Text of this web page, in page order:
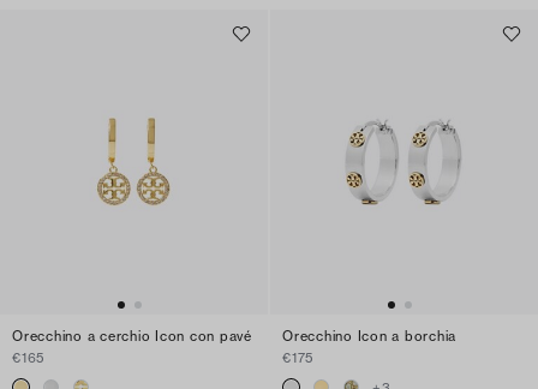
Orecchino a cerchio Icon con pavé
€165
Orecchino Icon a borchia
€175